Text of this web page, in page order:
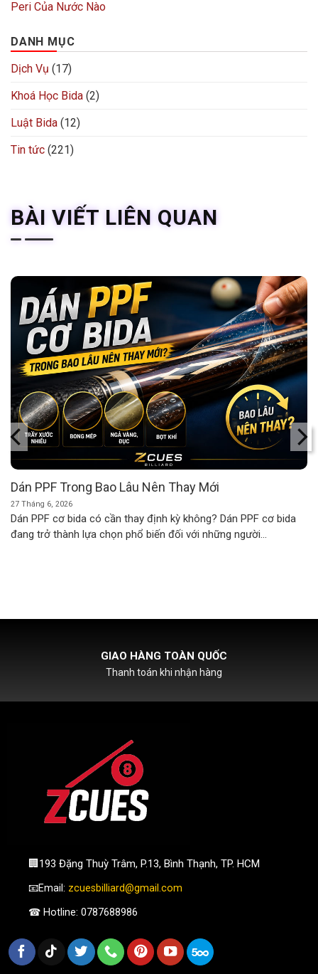
Peri Của Nước Nào
DANH MỤC
Dịch Vụ (17)
Khoá Học Bida (2)
Luật Bida (12)
Tin tức (221)
BÀI VIẾT LIÊN QUAN
Dán PPF Trong Bao Lâu Nên Thay Mới
27 Tháng 6, 2026
Dán PPF cơ bida có cần thay định kỳ không? Dán PPF cơ bida
đang trở thành lựa chọn phổ biến đối với những người...
HỖ TRỢ PHÍ SHIPCOD
🏢193 Đặng Thuỳ Trâm, P.13, Bình Thạnh, TP. HCM
📧Email: zcuesbilliard@gmail.com
☎ Hotline: 0787688986